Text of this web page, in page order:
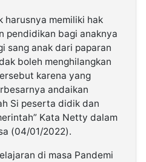
harusnya memiliki hak
pendidikan bagi anaknya
sang anak dari paparan
boleh menghilangkan
karena yang
andaikan
Si peserta didik dan
Kata Netty dalam
(04/01/2022).
di masa Pandemi